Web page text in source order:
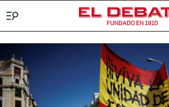
FUNDADO EN 1910